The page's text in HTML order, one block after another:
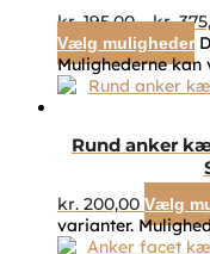
kr.195,00 – kr.
Vælg muligheder
Mulighederne
Rund anker
kr. 200,00 Vælg
varianter.